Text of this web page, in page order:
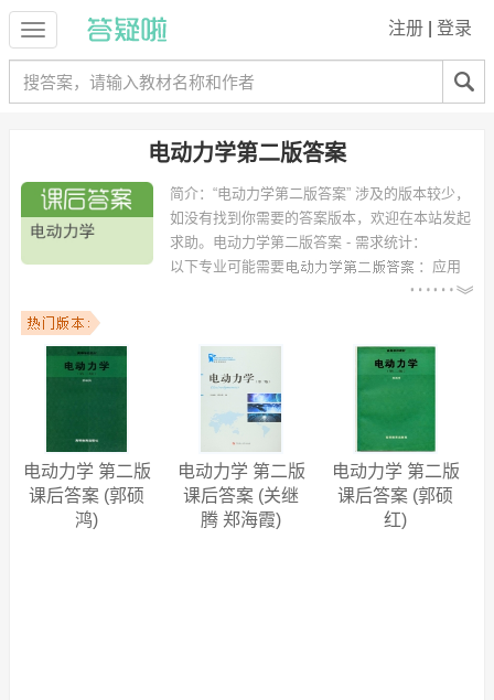
注册 登录
电动力学第二版答案
简介： “电动力学第二版答案” 涉及的版本较少，
如没有找到你需要的答案版本，欢迎在本站发起
求助。 电动力学第二版答案 - 需求统计：
以下专业可能需要
：应用
物理学、光信息科学与技术、应用化学、微电子学、地球物理学、理论
物理、电子科学与技术、机械工程及自动化、物理学院、地球科学 等专
业。
以下学校的同学下载过
电动力学第二版答案
：武汉大学、中国科技大
学、北京大学、中南大学、烟台大学、西安电子科技大学、安庆师范学
院、湖北大学、南华大学、西北大学 等。
电动力学 第二版
课后答案 (郭硕
鸿)
电动力学 第二版
课后答案 (关继
腾 郑海霞)
电动力学 第二版
课后答案 (郭硕
红)